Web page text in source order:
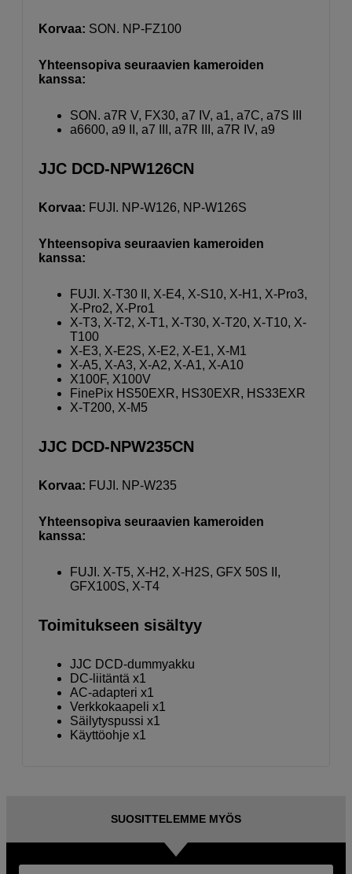
Korvaa: SON. NP-FZ100
Yhteensopiva seuraavien kameroiden
kanssa:
SON. a7R V, FX30, a7 IV, a1, a7C, a7S III
a6600, a9 II, a7 III, a7R III, a7R IV, a9
JJC DCD-NPW126CN
Korvaa: FUJI. NP-W126, NP-W126S
Yhteensopiva seuraavien kameroiden
kanssa:
FUJI. X-T30 II, X-E4, X-S10, X-H1, X-Pro3,
X-Pro2, X-Pro1
X-T3, X-T2, X-T1, X-T30, X-T20, X-T10, X-
T100
X-E3, X-E2S, X-E2, X-E1, X-M1
X-A5, X-A3, X-A2, X-A1, X-A10
X100F, X100V
FinePix HS50EXR, HS30EXR, HS33EXR
X-T200, X-M5
JJC DCD-NPW235CN
Korvaa: FUJI. NP-W235
Yhteensopiva seuraavien kameroiden
kanssa:
FUJI. X-T5, X-H2, X-H2S, GFX 50S II,
GFX100S, X-T4
Toimitukseen sisältyy
JJC DCD-dummyakku
DC-liitäntä x1
AC-adapteri x1
Verkkokaapeli x1
Säilytyspussi x1
Käyttöohje x1
SUOSITTELEMME MYÖS